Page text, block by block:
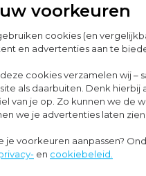
voorkeuren
cookies (en
en advertenties aan te
cookies verzamelen wij –
als daarbuiten. Denk hierbij
van je op. Zo kunnen we de
we je advertenties laten
je voorkeuren aanpassen?
en cookiebeleid.
CSRD valt, moet je een